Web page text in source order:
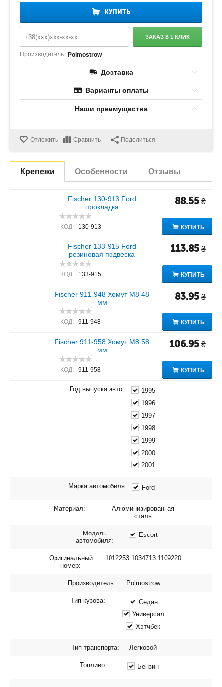
КУПИТЬ
ЗАКАЗ В 1 КЛИК
Производитель: Polmostrow
Доставка
Варианты оплаты
Наши преимущества
Отложить Сравнить Поделиться
Крепежи Особенности Отзывы
Fischer 130-913 Ford
прокладка
КОД: 130-913
88.55 ₴
КУПИТЬ
Fischer 133-915 Ford
резиновая подвеска
КОД: 133-915
113.85 ₴
КУПИТЬ
Fischer 911-948 Хомут M8 48
мм
КОД: 911-948
83.95 ₴
КУПИТЬ
Fischer 911-958 Хомут M8 58
мм
КОД: 911-958
106.95 ₴
КУПИТЬ
Год выпуска авто:
1995
1996
1997
1998
1999
2000
2001
Марка автомобиля: Ford
Материал:
Алюминизированная
сталь
Модель
автомобиля:
Escort
Оригинальный
номер:
1012253 1034713 1109220
Производитель: Polmostrow
Тип кузова:
Седан
Универсал
Хэтчбек
Тип транспорта: Легковой
Топливо: Бензин